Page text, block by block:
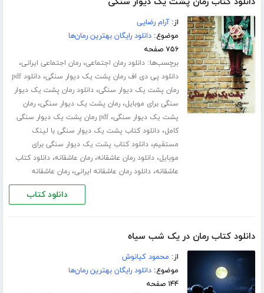
از:آرام رضایی
موضوع:دانلود رایگان بهترین رمان‌ها
۷۵۶ صفحه
برچسب‌ها:دانلود رمان اجتماعی،رمان اجتماعی ایرانی،
دانلود پی دی اف رمان پشت یک دیوار سنگی،
دانلود pdf
رمان پشت یک دیوار سنگی،دانلود رمان پشت یک دیوار
سنگی برای موبایل،رمان پشت یک دیوار سنگی،رمان
پشت یک دیوار سنگی،
pdf رمان پشت یک دیوار سنگی
کامل،دانلود کتاب پشت یک دیوار سنگی با لینک
مستقیم،دانلود کتاب پشت یک دیوار سنگی برای
موبایل،دانلود رمان عاشقانه،رمان عاشقانه،دانلود کتاب
عاشقانه،دانلود رمان عاشقانه ایرانی،رمان عاشقانه
دانلود کتاب
دانلود کتاب رمان در یک شب سیاه
از: محمود کیانوش
موضوع:دانلود رایگان بهترین رمان‌ها
۱۴۴ صفحه